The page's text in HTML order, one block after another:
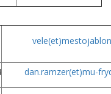
dan.ramzer(et)mu-